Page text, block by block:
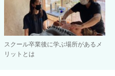
スクール卒業後に学ぶ場所があるメ
リットとは